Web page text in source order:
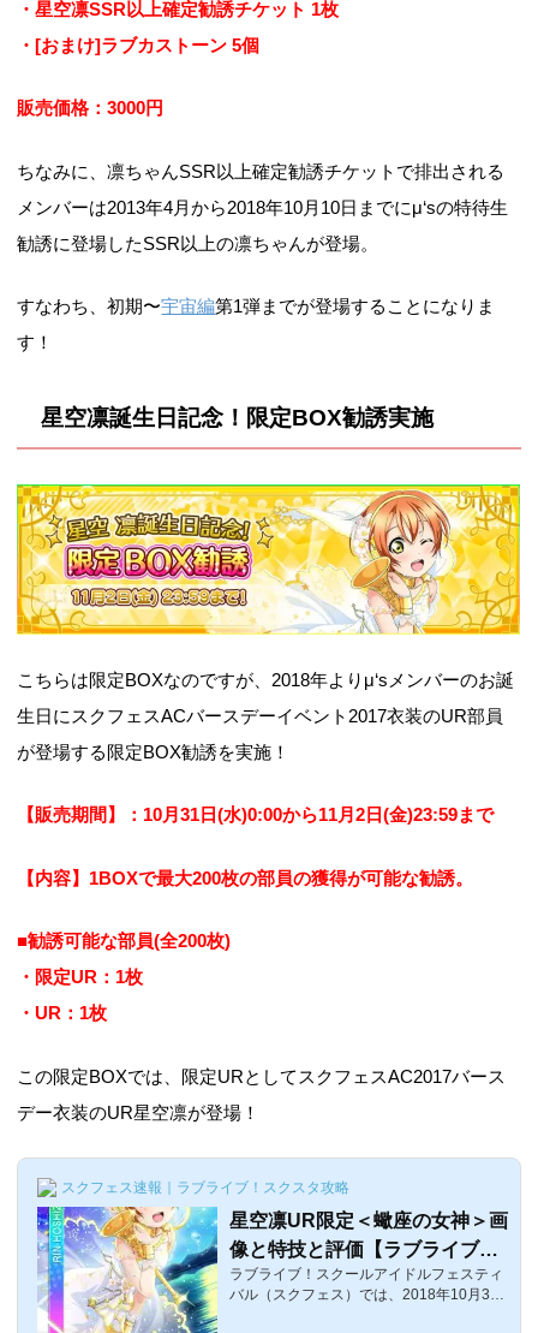
・星空凛SSR以上確定勧誘チケット 1枚
・[おまけ]ラブカストーン 5個
販売価格：3000円
ちなみに、凛ちゃんSSR以上確定勧誘チケットで排出される
メンバーは2013年4月から2018年10月10日までにμ‘sの特待生
勧誘に登場したSSR以上の凛ちゃんが登場。
すなわち、初期〜宇宙編第1弾までが登場することになりま
す！
星空凛誕生日記念！限定BOX勧誘実施
こちらは限定BOXなのですが、2018年よりμ‘sメンバーのお誕
生日にスクフェスACバースデーイベント2017衣装のUR部員
が登場する限定BOX勧誘を実施！
【販売期間】：10月31日(水)0:00から11月2日(金)23:59まで
【内容】1BOXで最大200枚の部員の獲得が可能な勧誘。
■勧誘可能な部員(全200枚)
・限定UR：1枚
・UR：1枚
この限定BOXでは、限定URとしてスクフェスAC2017バース
デー衣装のUR星空凛が登場！
スクフェス速報｜ラブライブ！スクスタ攻略
星空凛UR限定＜蠍座の女神＞画
像と特技と評価【ラブライブ！
スクフェス】
ラブライブ！スクールアイドルフェスティ
バル（スクフェス）では、2018年10月31